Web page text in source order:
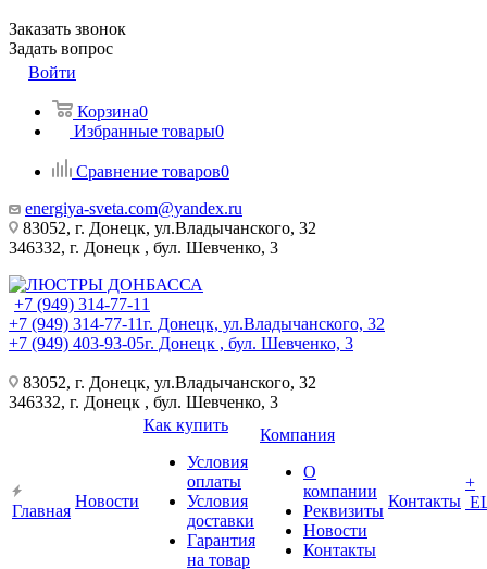
Заказать звонок
Задать вопрос
Войти
Корзина0
Избранные товары0
Сравнение товаров0
energiya-sveta.com@yandex.ru
83052, г. Донецк, ул.Владычанского, 32
346332, г. Донецк , бул. Шевченко, 3
+7 (949) 314-77-11
+7 (949) 314-77-11г. Донецк, ул.Владычанского, 32
+7 (949) 403-93-05г. Донецк , бул. Шевченко, 3
83052, г. Донецк, ул.Владычанского, 32
346332, г. Донецк , бул. Шевченко, 3
Главная
Новости
Как купить
Условия
оплаты
Условия
доставки
Гарантия
на товар
Компания
О
компании
Реквизиты
Новости
Контакты
Контакты
+